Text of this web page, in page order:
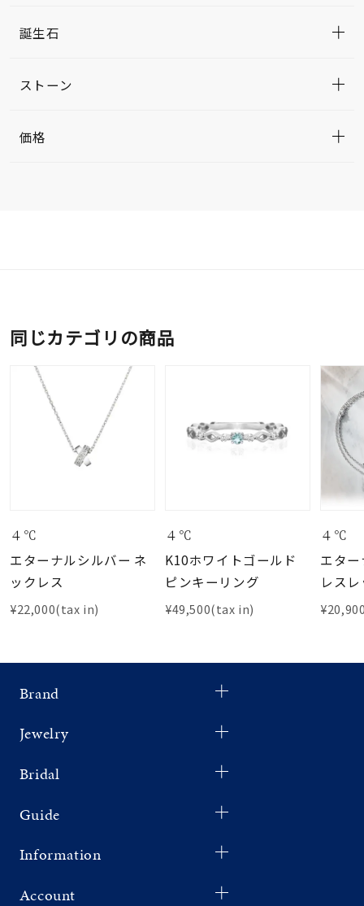
誕生石
ストーン
価格
同じカテゴリの商品
４℃
エターナルシルバー ネ
ックレス
¥22,000(tax in)
４℃
K10ホワイトゴールド
ピンキーリング
¥49,500(tax in)
４℃
エタ
レス
Brand
Jewelry
Bridal
Guide
Information
Account